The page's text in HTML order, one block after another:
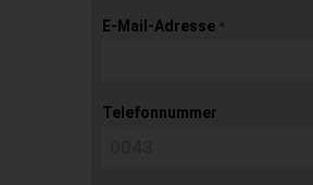
E-Mail-Adresse *
Telefonnummer